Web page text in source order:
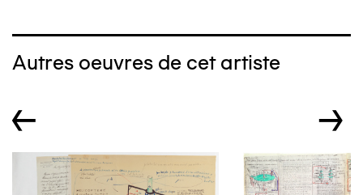
Autres oeuvres de cet artiste
← →